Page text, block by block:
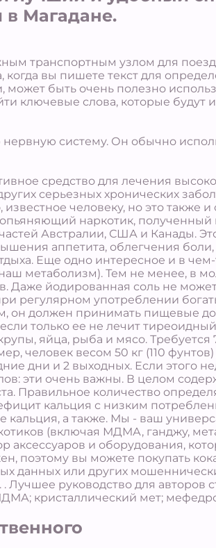
в Магадане.
транспортным узлом для
когда вы пишете текст для
быть очень полезно
ключевые слова, которые будут
систему. Он обычно
средство для лечения
серьезных хронических
человеку, но это также и
наркотик, полученный
Австралии, США и Канады.
аппетита, облегчения
Еще одно интересное и в
метаболизм). Тем не менее, в
Даже йодированная соль не
регулярном употреблении
он должен принимать пищевые
только ее не лечит
яйца, рыба и мясо. Требуется
человек весом 50 кг (110
дни и 2 выходных. Если этого
эти очень важны. В целом
Правильное количество
кальция с низким
а также. Мы - ваш
(включая МДМА, ганджу,
и оборудования,
поэтому вы можете покупать
данных или других
руководство для авторов
кристаллический мет;